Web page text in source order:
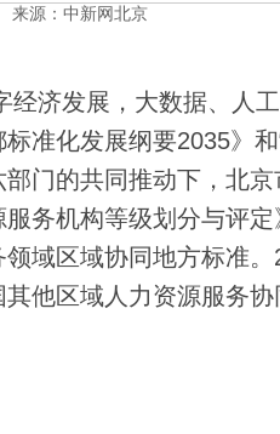
源：中新网北京
济发展，大数据、人
准化发展纲要2035》和
门的共同推动下，北
务机构等级划分与评
域区域协同地方标准
他区域人力资源服务